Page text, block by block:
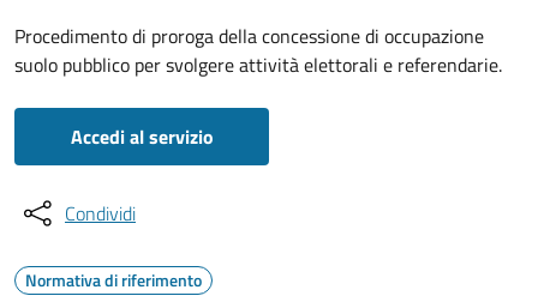
Procedimento di proroga della concessione di occupazione
suolo pubblico per svolgere attività elettorali e referendarie.
Accedi al servizio
Condividi
Normativa di riferimento